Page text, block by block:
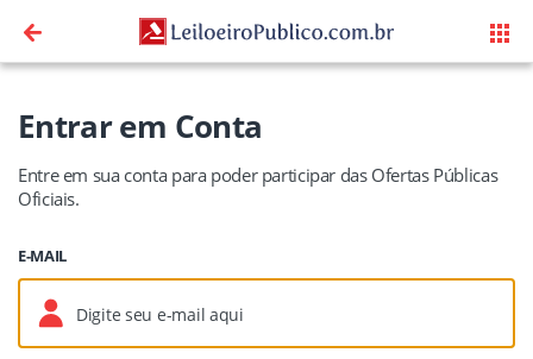
Entrar em Conta
Entre em sua conta para poder participar das Ofertas Públicas
Oficiais.
E-MAIL